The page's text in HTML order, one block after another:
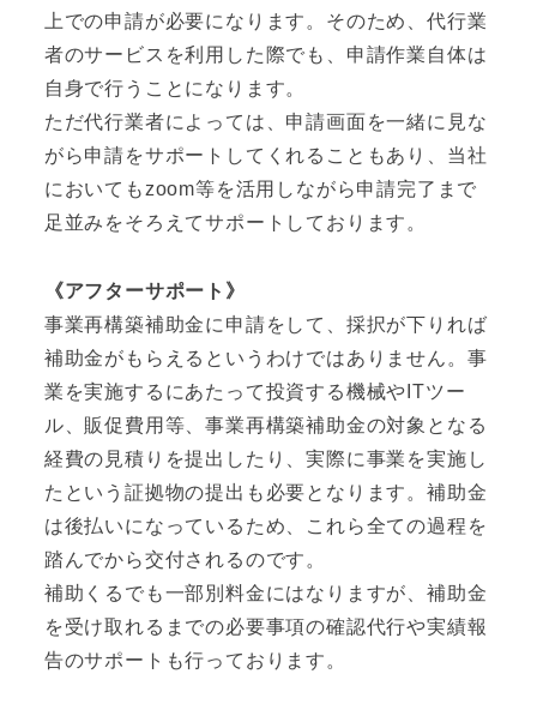
上での申請が必要になります。そのため、代行業
者のサービスを利用した際でも、申請作業自体は
自身で行うことになります。
ただ代行業者によっては、申請画面を一緒に見な
がら申請をサポートしてくれることもあり、当社
においてもzoom等を活用しながら申請完了まで
足並みをそろえてサポートしております。
《アフターサポート》
事業再構築補助金に申請をして、採択が下りれば
補助金がもらえるというわけではありません。事
業を実施するにあたって投資する機械やITツー
ル、販促費用等、事業再構築補助金の対象となる
経費の見積りを提出したり、実際に事業を実施し
たという証拠物の提出も必要となります。補助金
は後払いになっているため、これら全ての過程を
踏んでから交付されるのです。
補助くるでも一部別料金にはなりますが、補助金
を受け取れるまでの必要事項の確認代行や実績報
告のサポートも行っております。